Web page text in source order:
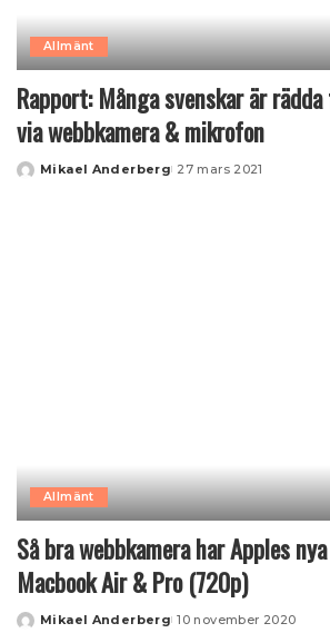
Allmänt
Rapport: Många svenskar är
via webbkamera & mikrofon
Posted
Mikael Anderberg 27 mars 2021
Allmänt
Så bra webbkamera har Apples
Macbook Air & Pro (720p)
Posted
Mikael Anderberg 10 november 2020